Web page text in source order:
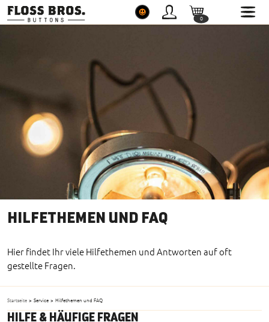
0
0
HILFETHEMEN UND FAQ
Hier findet Ihr viele Hilfethemen und Antworten auf oft
gestellte Fragen.
Startseite > Service > Hilfethemen und FAQ
HILFE & HÄUFIGE FRAGEN